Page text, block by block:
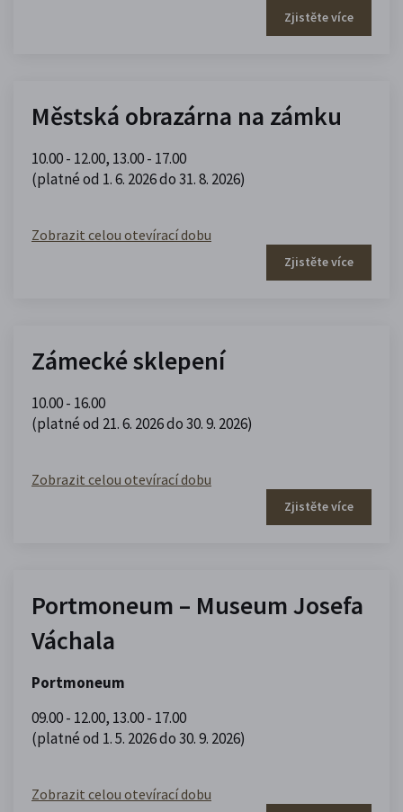
Zjistěte více
Městská obrazárna na zámku
10.00 - 12.00, 13.00 - 17.00
(platné od 1. 6. 2026 do 31. 8. 2026)
Zobrazit celou otevírací dobu
Zjistěte více
Zámecké sklepení
10.00 - 16.00
(platné od 21. 6. 2026 do 30. 9. 2026)
Zobrazit celou otevírací dobu
Zjistěte více
Portmoneum – Museum Josefa
Váchala
Portmoneum
09.00 - 12.00, 13.00 - 17.00
(platné od 1. 5. 2026 do 30. 9. 2026)
Zobrazit celou otevírací dobu